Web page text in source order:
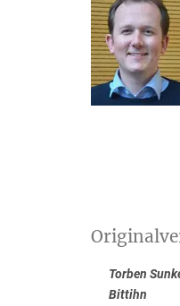
Torben
Bittihn